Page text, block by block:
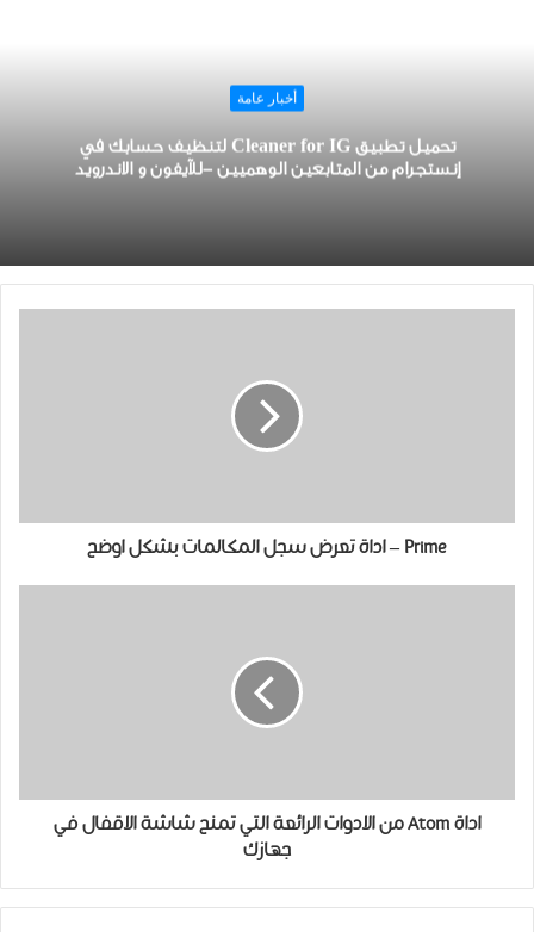
أخبار عامة
تحميل ﺗﻄﺒﻴﻖ Cleaner for IG لتنظيف حسابك في
إنستجرام من المتابعين الوهميين -للآيفون و الاندرويد
Prime – اداة تعرض سجل المكالمات بشكل اوضح
اداة Atom من الادوات الرائعة التي تمنح شاشة الاقفال في
جهازك